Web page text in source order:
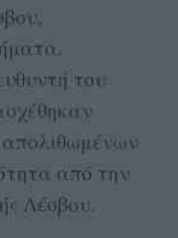
του
από την
Λέσβου.